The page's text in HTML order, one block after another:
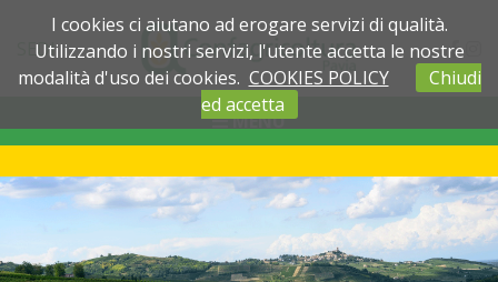
SEDI
MENU
I cookies ci aiutano ad erogare servizi di qualità.
Utilizzando i nostri servizi, l'utente accetta le nostre
modalità d'uso dei cookies. COOKIES POLICY
Chiudi
ed accetta